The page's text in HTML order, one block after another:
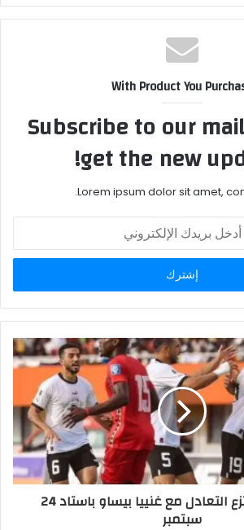
With Product You
Subscribe to our
get the new
Lorem ipsum dolor sit amet,
منتخب مصر ينتزع التعادل مع غنييا بيساو باستاد 24
سبتمبر